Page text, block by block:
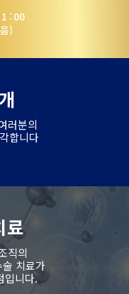
: 00
)
러분의
합니다
료
직의
치료가
입니다.